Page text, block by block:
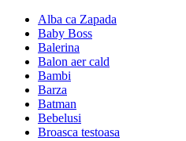
Alba ca Zapada
Baby Boss
Balerina
Balon aer cald
Bambi
Barza
Batman
Bebelusi
Broasca testoasa